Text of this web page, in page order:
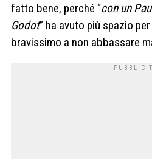
fatto bene, perché “con un
Godot” ha avuto più spazio
bravissimo a non abbassare